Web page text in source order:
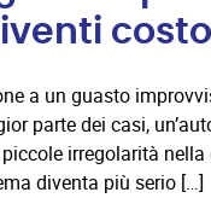
a un guasto
parte dei casi,
irregolarità
diventa più serio […]